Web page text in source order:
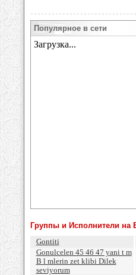
Популярное в сети
Группы и Исполнители на
Gontiti
Gonulcelen 45 46 47 yani t m
B l mlerin zet klibi Dilek
seviyorum